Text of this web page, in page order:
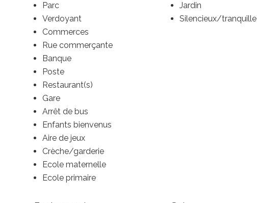
Parc
Verdoyant
Commerces
Rue commerçante
Banque
Poste
Restaurant(s)
Gare
Arrêt de bus
Enfants bienvenus
Aire de jeux
Crèche/garderie
Ecole maternelle
Ecole primaire
Jardin
Silencieux/tranquille